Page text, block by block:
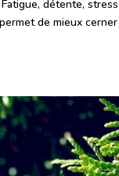
détente,
de mieux cerner